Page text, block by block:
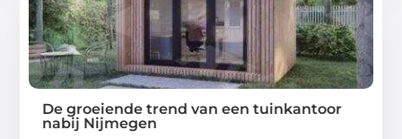
De groeiende trend van een tuinkantoor
nabij Nijmegen